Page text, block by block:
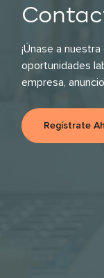
¡Únase a
oportunidades
empresa,
Regístrate